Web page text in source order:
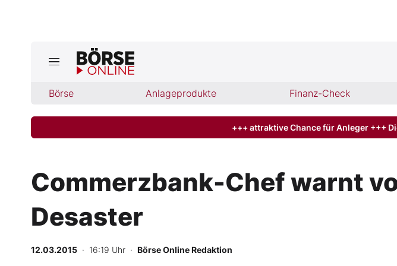
Börse Anlageprodukte Finanz-Check
Jetzt aktuelle Ausgabe BÖRSE ONLINE lesen
Finanz-Check
Abo & Shop
BO-Musterdepots
+++ attraktive Chance für Anleger +++
Commerzbank-Chef warnt
Desaster
12.03.2015 · 16:19 Uhr · Börse Online Redaktion